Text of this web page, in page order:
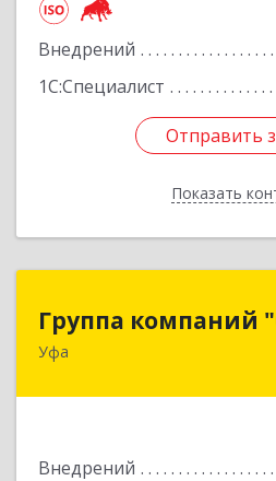
Внедрений
1С:Специалист
Отправить
Показать
Отправить
Назад
Группа компаний
Уфа
Внедрений
Группа
450006, Башкортостан